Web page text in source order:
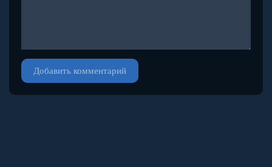
Добавить комментарий